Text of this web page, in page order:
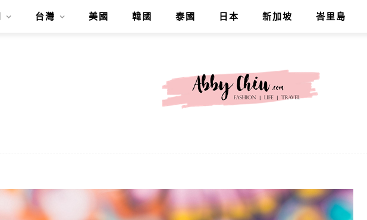
台灣 美國 韓國 泰國 日本 新加坡 峇里島